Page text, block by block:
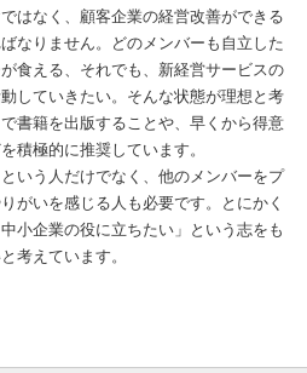
はなく、顧客企業の経営改善ができる
なりません。どのメンバーも自立した
食える、それでも、新経営サービスの
していきたい。そんな状態が理想と考
書籍を出版することや、早くから得意
積極的に推奨しています。
いう人だけでなく、他のメンバーをプ
がいを感じる人も必要です。とにかく
小企業の役に立ちたい」という志をも
考えています。